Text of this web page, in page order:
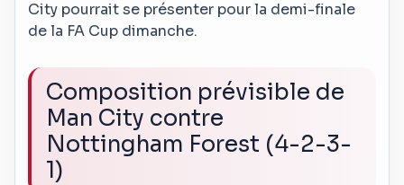
City pourrait se présenter pour la demi-finale
de la FA Cup dimanche.
Composition prévisible de
Man City contre
Nottingham Forest (4-2-3-
1)